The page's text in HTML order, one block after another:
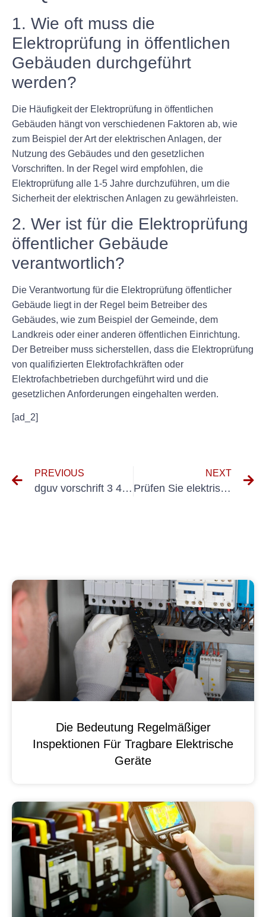
1. Wie oft muss die
Elektroprüfung in öffentlichen
Gebäuden durchgeführt
werden?
Die Häufigkeit der Elektroprüfung in öffentlichen
Gebäuden hängt von verschiedenen Faktoren ab, wie
zum Beispiel der Art der elektrischen Anlagen, der
Nutzung des Gebäudes und den gesetzlichen
Vorschriften. In der Regel wird empfohlen, die
Elektroprüfung alle 1-5 Jahre durchzuführen, um die
Sicherheit der elektrischen Anlagen zu gewährleisten.
2. Wer ist für die Elektroprüfung
öffentlicher Gebäude
verantwortlich?
Die Verantwortung für die Elektroprüfung öffentlicher
Gebäude liegt in der Regel beim Betreiber des
Gebäudes, wie zum Beispiel der Gemeinde, dem
Landkreis oder einer anderen öffentlichen Einrichtung.
Der Betreiber muss sicherstellen, dass die Elektroprüfung
von qualifizierten Elektrofachkräften oder
Elektrofachbetrieben durchgeführt wird und die
gesetzlichen Anforderungen eingehalten werden.
[ad_2]
PREVIOUS
dguv vorschrift 3 4 elektrische anlagen und betriebsmittel
NEXT
Prüfen Sie elektrische Anlagen und Betriebsmittel
Die Bedeutung Regelmäßiger
Inspektionen Für Tragbare Elektrische
Geräte